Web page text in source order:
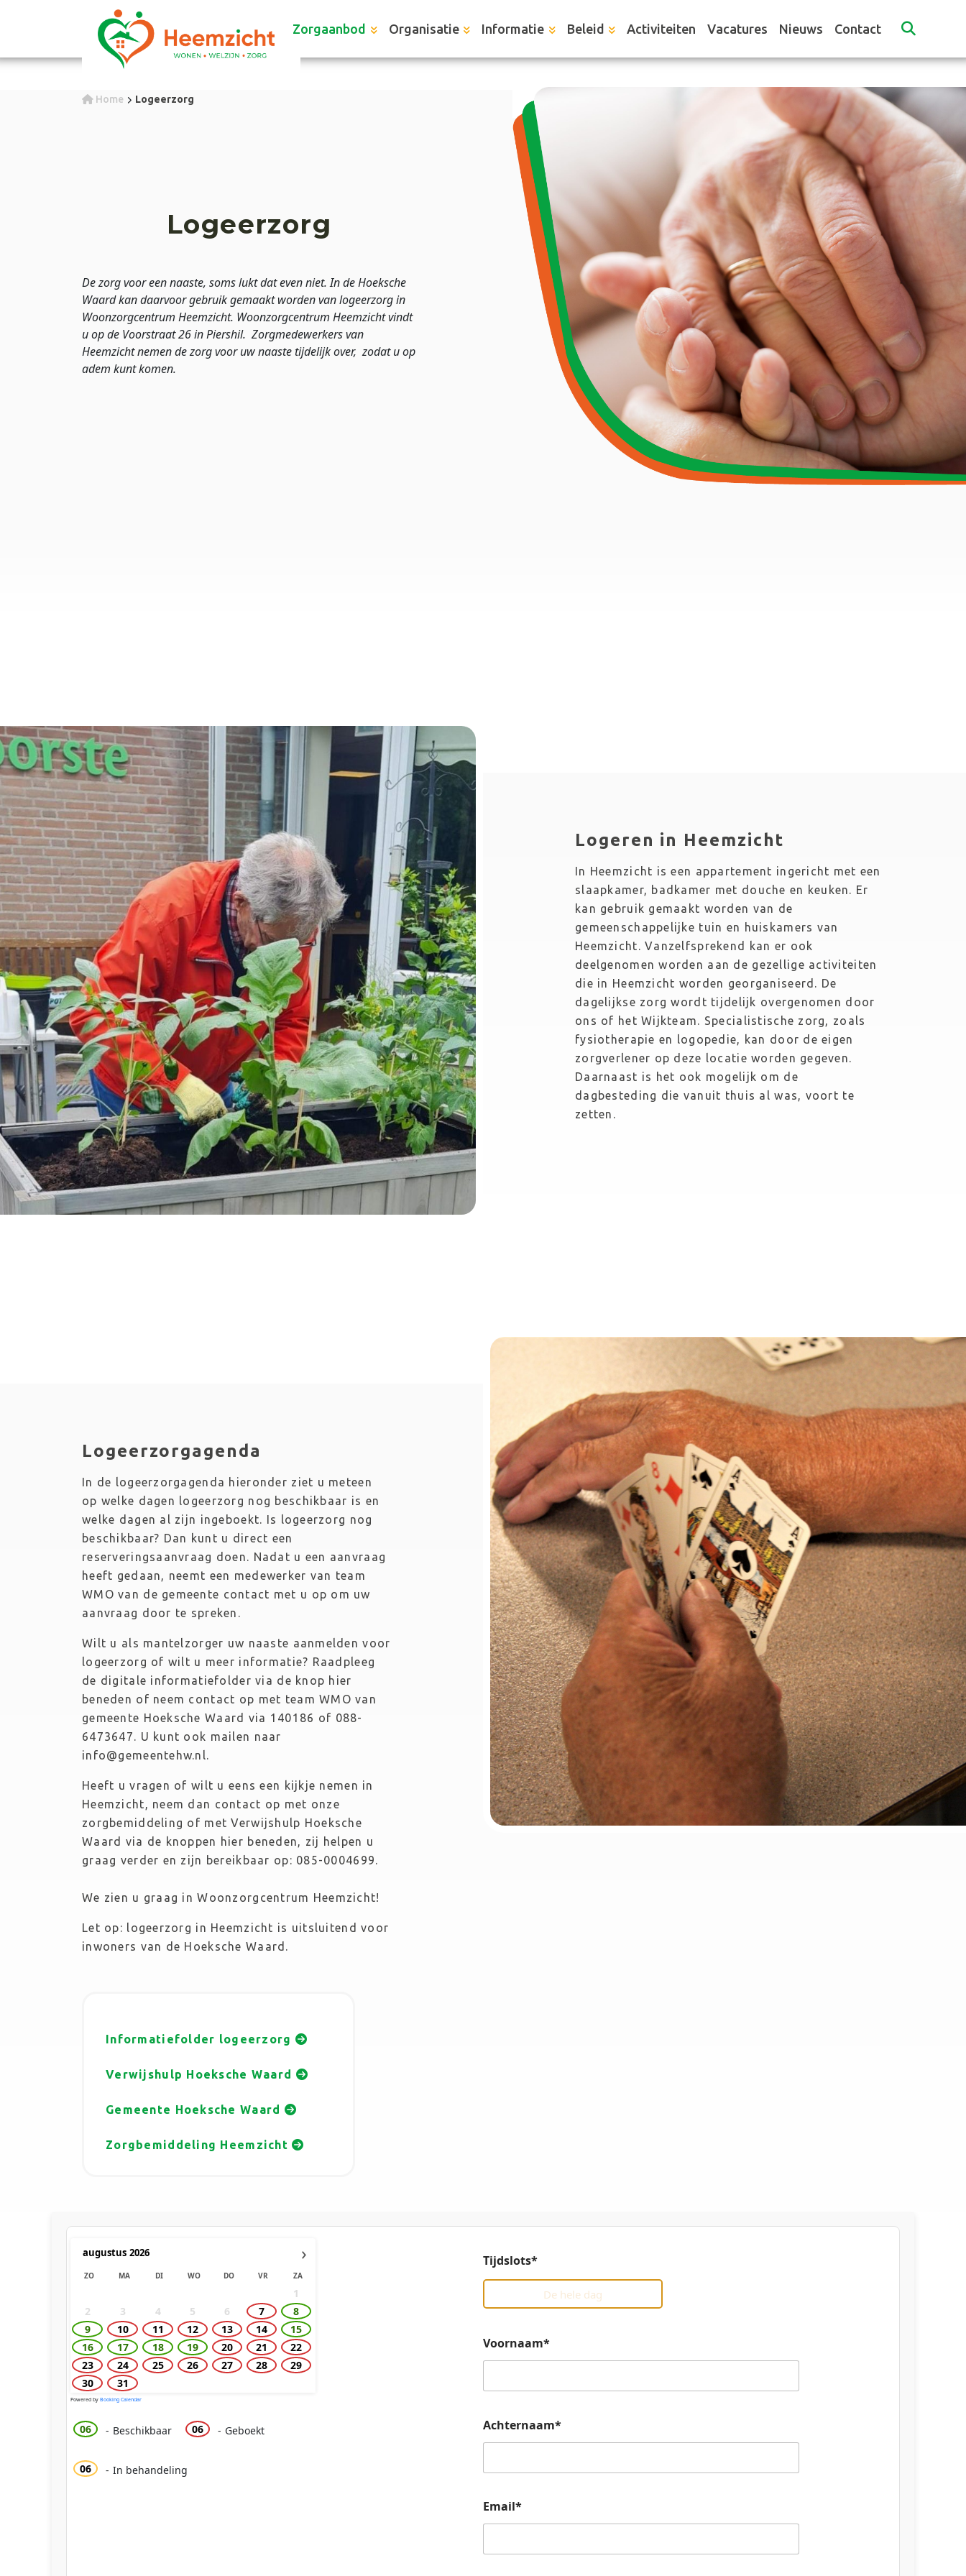
Zorgaanbod Organisatie Informatie Beleid Activiteiten Vacatures Nieuws Contact
Home Logeerzorg
Logeerzorg
De zorg voor een naaste, soms lukt dat even niet. In de Hoeksche
Waard kan daarvoor gebruik gemaakt worden van logeerzorg in
Woonzorgcentrum Heemzicht. Woonzorgcentrum Heemzicht vindt
u op de Voorstraat 26 in Piershil. Zorgmedewerkers van
Heemzicht nemen de zorg voor uw naaste tijdelijk over, zodat u op
adem kunt komen.
Logeren in Heemzicht
In Heemzicht is een appartement ingericht met een
slaapkamer, badkamer met douche en keuken. Er
kan gebruik gemaakt worden van de
gemeenschappelijke tuin en huiskamers van
Heemzicht. Vanzelfsprekend kan er ook
deelgenomen worden aan de gezellige activiteiten
die in Heemzicht worden georganiseerd. De
dagelijkse zorg wordt tijdelijk overgenomen door
ons of het Wijkteam. Specialistische zorg, zoals
fysiotherapie en logopedie, kan door de eigen
zorgverlener op deze locatie worden gegeven.
Daarnaast is het ook mogelijk om de
dagbesteding die vanuit thuis al was, voort te
zetten.
Logeerzorgagenda
In de logeerzorgagenda hieronder ziet u meteen
op welke dagen logeerzorg nog beschikbaar is en
welke dagen al zijn ingeboekt. Is logeerzorg nog
beschikbaar? Dan kunt u direct een
reserveringsaanvraag doen. Nadat u een aanvraag
heeft gedaan, neemt een medewerker van team
WMO van de gemeente contact met u op om uw
aanvraag door te spreken.
Wilt u als mantelzorger uw naaste aanmelden voor
logeerzorg of wilt u meer informatie? Raadpleeg
de digitale informatiefolder via de knop hier
beneden of neem contact op met team WMO van
gemeente Hoeksche Waard via 140186 of 088-
6473647. U kunt ook mailen naar
info@gemeentehw.nl.
Heeft u vragen of wilt u eens een kijkje nemen in
Heemzicht, neem dan contact op met onze
zorgbemiddeling of met Verwijshulp Hoeksche
Waard via de knoppen hier beneden, zij helpen u
graag verder en zijn bereikbaar op: 085-0004699.
We zien u graag in Woonzorgcentrum Heemzicht!
Let op: logeerzorg in Heemzicht is uitsluitend voor
inwoners van de Hoeksche Waard.
Informatiefolder logeerzorg
Verwijshulp Hoeksche Waard
Gemeente Hoeksche Waard
Zorgbemiddeling Heemzicht
›
augustus 2026
ZO MA DI WO DO VR ZA
1
2
3 4 5 6 7
8
9
10 11 12 13 14
15
16
17 18 19 20 21
22
23
24 25 26 27 28
29
30
31
Powered by Booking Calendar
06 - Beschikbaar 06 - Geboekt
06 - In behandeling
Tijdslots*
De hele dag
Voornaam*
Achternaam*
Email*